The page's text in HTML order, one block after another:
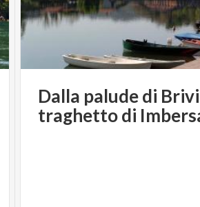
Dalla paludedi
traghettodi